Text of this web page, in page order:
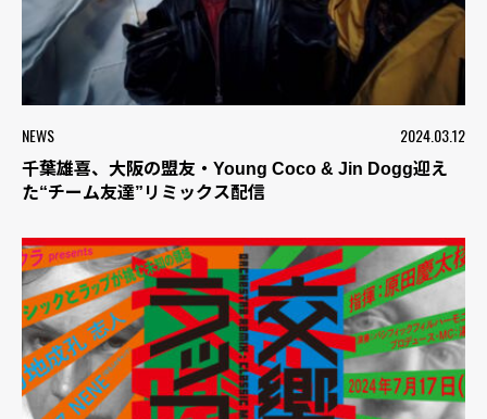
NEWS 2024.03.12
千葉雄喜、大阪の盟友・Young Coco & Jin Dogg迎え
た“チーム友達”リミックス配信